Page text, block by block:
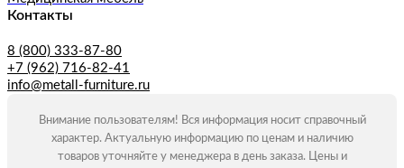
Контакты
8 (800) 333-87-80
+7 (962) 716-82-41
info@metall-furniture.ru
Внимание пользователям! Вся информация носит справочный
характер. Актуальную информацию по ценам и наличию
товаров уточняйте у менеджера в день заказа. Цены и